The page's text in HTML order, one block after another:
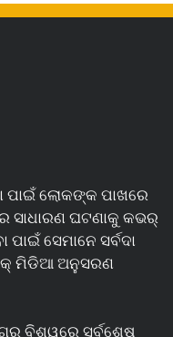
ଲୋକଙ୍କ ପାଖରେ
ସାଧାରଣ ଘଟଣାକୁ କଭର୍
ସେମାନେ ସର୍ବଦା
ମିଡିଆ ଅନୁସରଣ
ବିଶ୍ୱରେ ସର୍ବଶେଷ